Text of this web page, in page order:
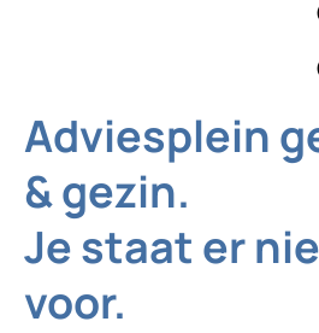
Adviesplein
& gezin.
Je staat er
voor.